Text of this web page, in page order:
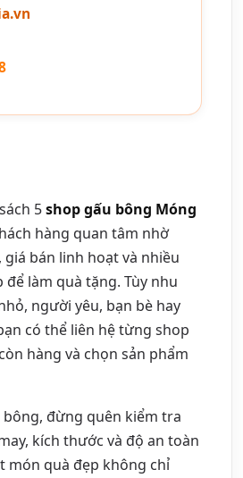
5shop gấu bông Móng
hàng quan tâm nhờ
giá bán linh hoạt và nhiều
làm quà tặng. Tùy nhu
người yêu, bạn bè hay
có thể liên hệ từng shop
hàng và chọn sản phẩm
đừng quên kiểm tra
kích thước và độ an toàn
món quà đẹp không chỉ